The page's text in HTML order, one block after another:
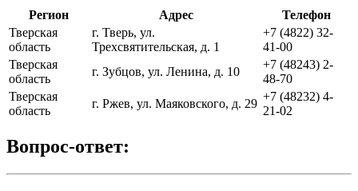
Регион Адрес
Телефон
Тверская
область
г. Тверь, ул.
Трехсвятительская, д. 1
+7 (4822) 32-
41-00
Тверская
область
г. Зубцов, ул. Ленина, д. 10
+7 (48243) 2-
48-70
Тверская
область
г. Ржев, ул. Маяковского, д. 29
+7 (48232) 4-
21-02
Вопрос-ответ: